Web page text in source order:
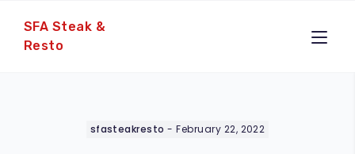
SFA Steak &
Resto
sfasteakresto -February 22, 2022